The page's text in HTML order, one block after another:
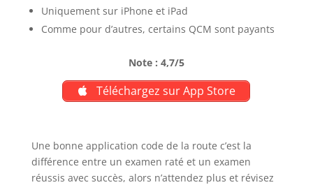
Uniquement sur iPhone et iPad
Comme pour d’autres, certains QCM sont payants
Note : 4,7/5
Téléchargez sur App Store
Une bonne application code de la route c’est la
différence entre un examen raté et un examen
réussis avec succès, alors n’attendez plus et révisez